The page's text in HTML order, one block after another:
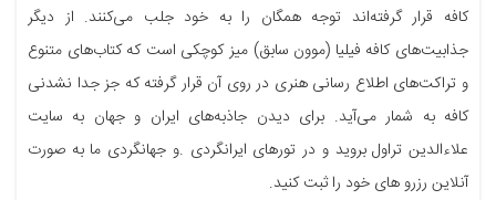
کافه قرار گرفته‌اند توجه همگان را به خود جلب می‌کنند. از دیگر
جذابیت‌های کافه فیلیا (موون سابق) میز کوچکی است که کتاب‌های متنوع
و تراکت‌های اطلاع رسانی هنری در روی آن قرار گرفته که جز جدا نشدنی
کافه به شمار می‌آید. برای دیدن جاذبه‌های ایران و جهان به سایت
علاءالدین تراول بروید و در تورهای ایرانگردی .و جهانگردی ما به صورت
آنلاین رزرو های خود را ثبت کنید.